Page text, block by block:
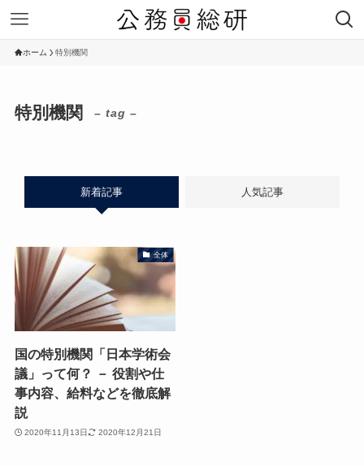
ホーム 特別機関
特別機関 – tag –
新着記事 人気記事
全体
国の特別機関「日本学術会
議」って何？ － 役割や仕
事内容、給料などを徹底解
説
2020年11月13日 2020年12月21日